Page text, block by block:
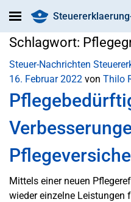
Schlagwort:
Steuer-Nachrichten
16. Februar 2022 von Thilo
Mittels einer neuen
wieder einzelne Leistungen